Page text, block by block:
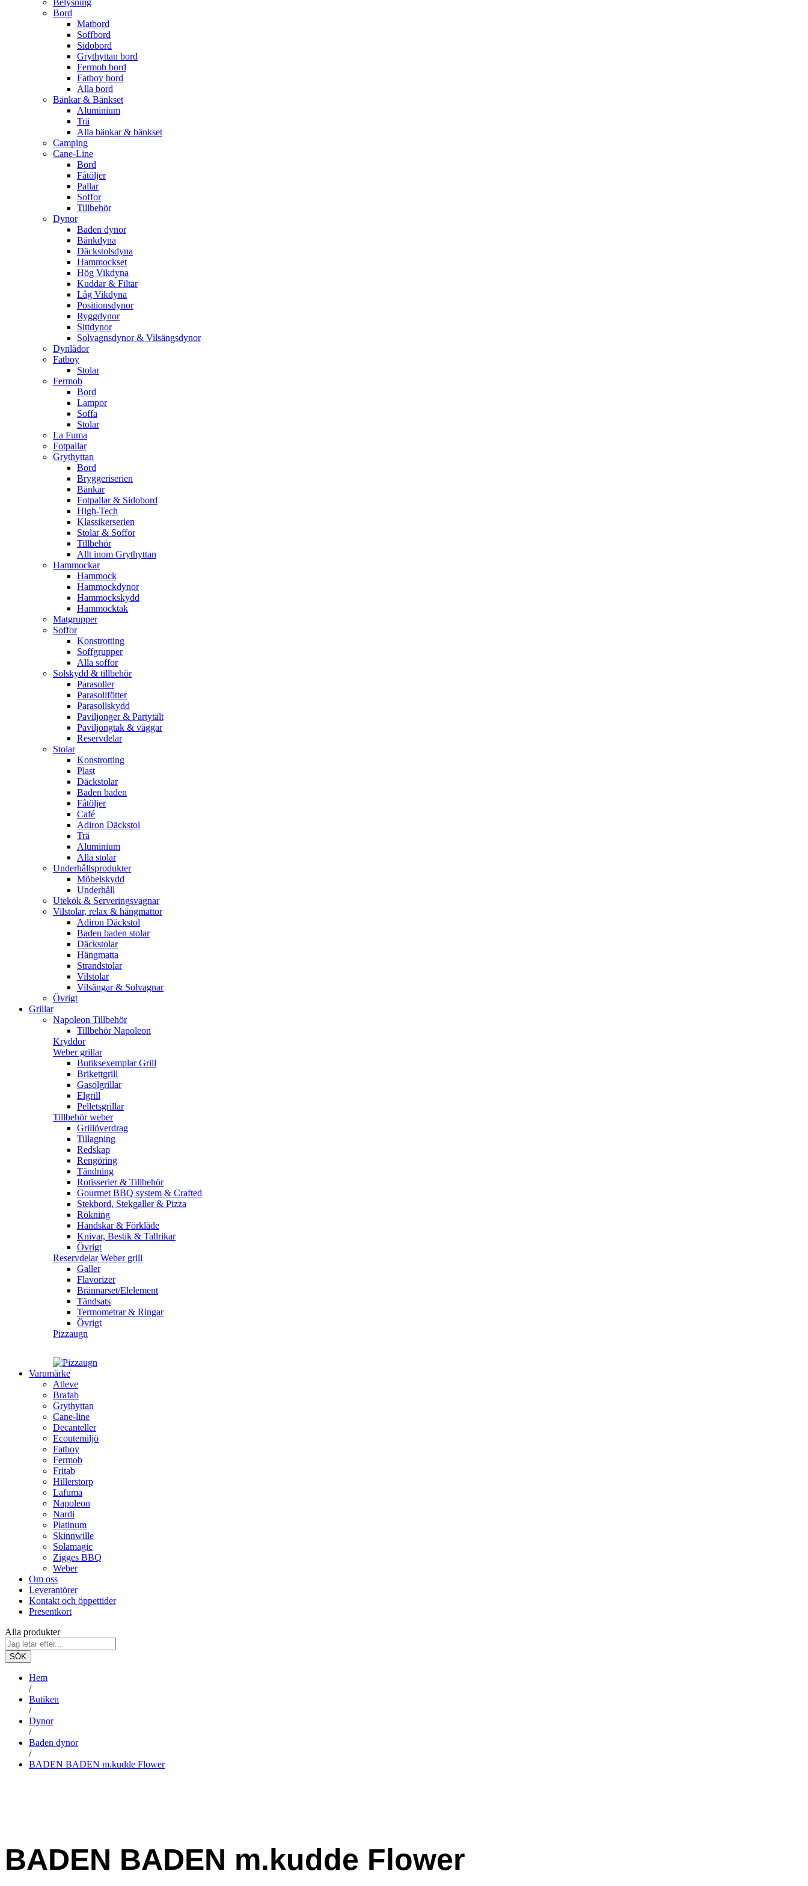
Belysning
Bord
Matbord
Soffbord
Sidobord
Grythyttan bord
Fermob bord
Fatboy bord
Alla bord
Bänkar & Bänkset
Aluminium
Trä
Alla bänkar & bänkset
Camping
Cane-Line
Bord
Fåtöljer
Pallar
Soffor
Tillbehör
Dynor
Baden dynor
Bänkdyna
Däckstolsdyna
Hammockset
Hög Vikdyna
Kuddar & Filtar
Låg Vikdyna
Positionsdynor
Ryggdynor
Sittdynor
Solvagnsdynor & Vilsängsdynor
Dynlådor
Fatboy
Stolar
Fermob
Bord
Lampor
Soffa
Stolar
La Fuma
Fotpallar
Grythyttan
Bord
Bryggeriserien
Bänkar
Fotpallar & Sidobord
High-Tech
Klassikerserien
Stolar & Soffor
Tillbehör
Allt inom Grythyttan
Hammockar
Hammock
Hammockdynor
Hammockskydd
Hammocktak
Matgrupper
Soffor
Konstrotting
Soffgrupper
Alla soffor
Solskydd & tillbehör
Parasoller
Parasollfötter
Parasollskydd
Paviljonger & Partytält
Paviljongtak & väggar
Reservdelar
Stolar
Konstrotting
Plast
Däckstolar
Baden baden
Fåtöljer
Café
Adiron Däckstol
Trä
Aluminium
Alla stolar
Underhållsprodukter
Möbelskydd
Underhåll
Utekök & Serveringsvagnar
Vilstolar, relax & hängmattor
Adiron Däckstol
Baden baden stolar
Däckstolar
Hängmatta
Strandstolar
Vilstolar
Vilsängar & Solvagnar
Övrigt
Grillar
Napoleon Tillbehör
Tillbehör Napoleon
Kryddor
Weber grillar
Butiksexemplar Grill
Brikettgrill
Gasolgrillar
Elgrill
Pelletsgrillar
Tillbehör weber
Grillöverdrag
Tillagning
Redskap
Rengöring
Tändning
Rotisserier & Tillbehör
Gourmet BBQ system & Crafted
Stekbord, Stekgaller & Pizza
Rökning
Handskar & Förkläde
Knivar, Bestik & Tallrikar
Övrigt
Reservdelar Weber grill
Galler
Flavorizer
Brännarset/Elelement
Tändsats
Termometrar & Ringar
Övrigt
Pizzaugn
Varumärke
Atleve
Brafab
Grythyttan
Cane-line
Decanteller
Ecoutemiljö
Fatboy
Fermob
Fritab
Hillerstorp
Lafuma
Napoleon
Nardi
Platinum
Skinnwille
Solamagic
Zigges BBQ
Weber
Om oss
Leverantörer
Kontakt och öppettider
Presentkort
Alla produkter
SÖK
Hem
/
Butiken
/
Dynor
/
Baden dynor
/
BADEN BADEN m.kudde Flower
BADEN BADEN m.kudde Flower